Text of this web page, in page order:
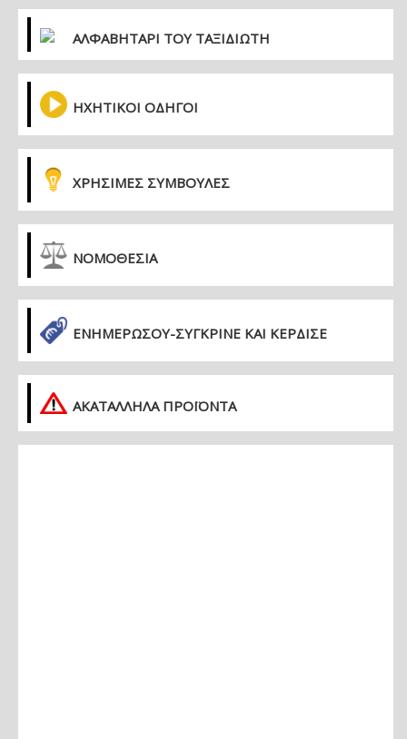
ΑΛΦΑΒΗΤΑΡΙ ΤΟΥ ΤΑΞΙΔΙΩΤΗ
ΗΧΗΤΙΚΟΙ ΟΔΗΓΟΙ
ΧΡΗΣΙΜΕΣ ΣΥΜΒΟΥΛΕΣ
ΝΟΜΟΘΕΣΙΑ
ΕΝΗΜΕΡΏΣΟΥ-ΣΎΓΚΡΙΝΕ ΚΑΙ ΚΈΡΔΙΣΕ
ΑΚΑΤΑΛΛΗΛΑ ΠΡΟΪΟΝΤΑ